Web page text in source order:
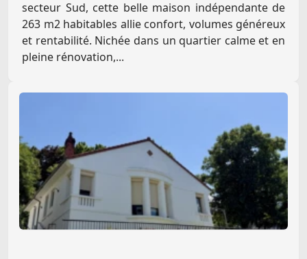
secteur Sud, cette belle maison indépendante de
263 m2 habitables allie confort, volumes généreux
et rentabilité. Nichée dans un quartier calme et en
pleine rénovation,...